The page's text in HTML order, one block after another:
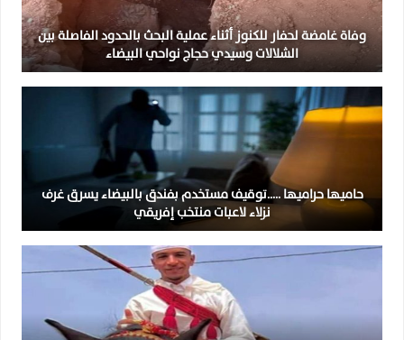
وفاة غامضة لحفار للكنوز أثناء عملية البحث بالحدود الفاصلة بين
الشلالات وسيدي حجاج نواحي البيضاء
حاميها حراميها …..توقيف مستخدم بفندق بالبيضاء يسرق غرف
نزلاء لاعبات منتخب إفريقي